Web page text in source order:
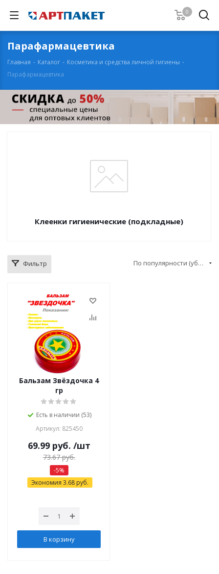
0
Парафармацевтика
Главная - Каталог - Косметика и средства личной гигиены -
Парафармацевтика
Клеенки гигиенические (подкладные)
Фильтр По популярности (убывание)
Бальзам Звёздочка 4
гр
Есть в наличии (53)
Артикул: 825450
69.99руб. /шт
73.67руб.
-5%
Экономия 3.68руб.
В корзину